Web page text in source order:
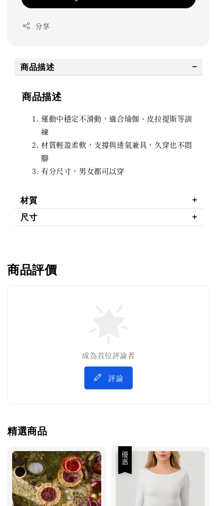
分享
商品描述
商品描述
運動中穩定不滑動，適合瑜伽、皮拉提斯等訓
練
材質輕盈柔軟，支撐與透氣兼具，久穿也不悶
腳
有分尺寸，男女都可以穿
材質
尺寸
商品評價
成為首位評論者
評論
精選商品
優惠